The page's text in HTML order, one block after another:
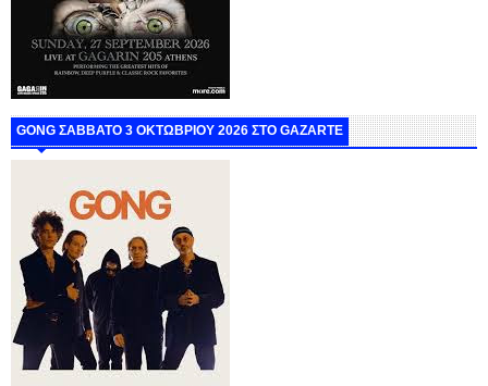
GONG ΣΑΒΒΑΤΟ 3 ΟΚΤΩΒΡΙΟΥ 2026 ΣΤΟ GAZARTE